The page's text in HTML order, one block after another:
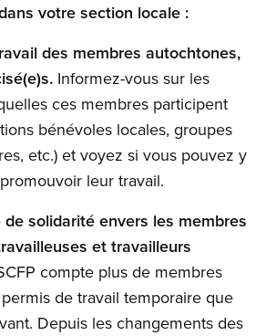
votre section locale :
des membres autochtones,
Informez-vous sur les
ces membres participent
bénévoles locales, groupes
etc.) et voyez si vous pouvez y
leur travail.
solidarité envers les membres
et travailleurs
compte plus de membres
de travail temporaire que
Depuis les changements des